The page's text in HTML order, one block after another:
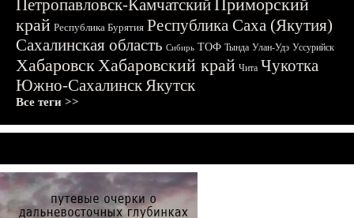
Петропавловск-КамчатскийПриморский
край Республика Бурятия Республика Саха (Якутия)
Сахалинская область Сибирь ТОФ Тында Улан-Удэ Уссурийск
ХабаровскХабаровский край Чита Чукотка
Южно-СахалинскЯкутск
Все теги >>